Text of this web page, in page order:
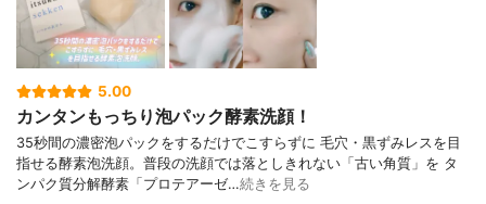
5.00
カンタンもっちり泡パック酵素洗顔！
35秒間の濃密泡パックをするだけでこすらずに 毛穴・黒ずみレスを目
指せる酵素泡洗顔。普段の洗顔では落としきれない「古い角質」を タ
ンパク質分解酵素「プロテアーゼ…続きを見る